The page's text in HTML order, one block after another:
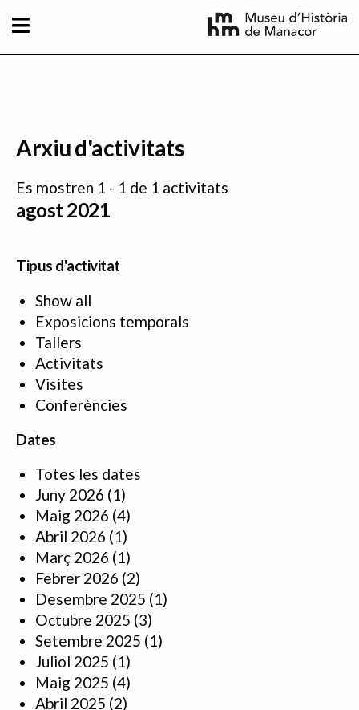
Arxiu d'activitats
Es mostren 1 - 1 de 1 activitats
agost 2021
Tipus d'activitat
Show all
Exposicions temporals
Tallers
Activitats
Visites
Conferències
Dates
Totes les dates
Juny 2026 (1)
Maig 2026 (4)
Abril 2026 (1)
Març 2026 (1)
Febrer 2026 (2)
Desembre 2025 (1)
Octubre 2025 (3)
Setembre 2025 (1)
Juliol 2025 (1)
Maig 2025 (4)
Abril 2025 (2)